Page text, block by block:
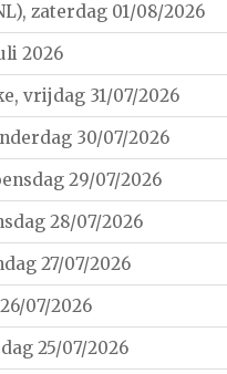
zaterdag 01/08/2026
2026
vrijdag 31/07/2026
30/07/2026
29/07/2026
28/07/2026
27/07/2026
07/2026
25/07/2026